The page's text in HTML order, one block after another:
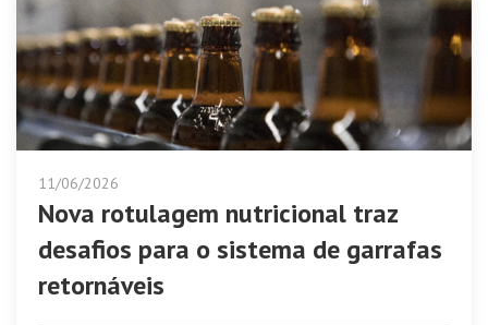
11/06/2026
Nova rotulagem nutricional traz
desafios para o sistema de garrafas
retornáveis